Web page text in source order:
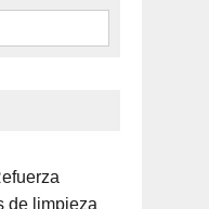
de limpieza